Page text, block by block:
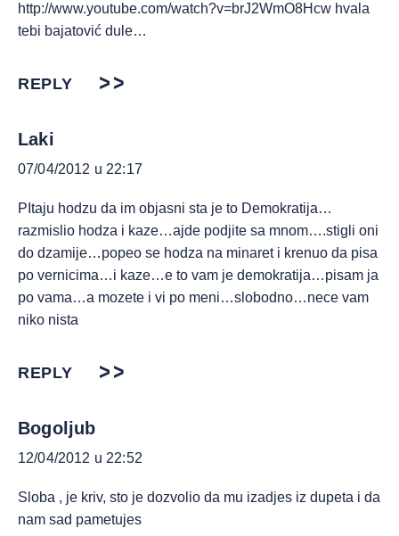
http://www.youtube.com/watch?v=brJ2WmO8Hcw hvala
tebi bajatović dule…
REPLY
Laki
07/04/2012 u 22:17
PItaju hodzu da im objasni sta je to Demokratija…
razmislio hodza i kaze…ajde podjite sa mnom….stigli oni
do dzamije…popeo se hodza na minaret i krenuo da pisa
po vernicima…i kaze…e to vam je demokratija…pisam ja
po vama…a mozete i vi po meni…slobodno…nece vam
niko nista
REPLY
Bogoljub
12/04/2012 u 22:52
Sloba , je kriv, sto je dozvolio da mu izadjes iz dupeta i da
nam sad pametujes